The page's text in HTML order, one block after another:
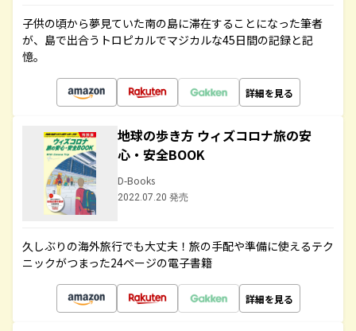
子供の頃から夢見ていた南の島に滞在することになった筆者
が、島で出合うトロピカルでマジカルな45日間の記録と記
憶。
詳細を見る
地球の歩き方 ウィズコロナ旅の安
心・安全BOOK
D-Books
2022.07.20 発売
久しぶりの海外旅行でも大丈夫！旅の手配や準備に使えるテク
ニックがつまった24ページの電子書籍
詳細を見る